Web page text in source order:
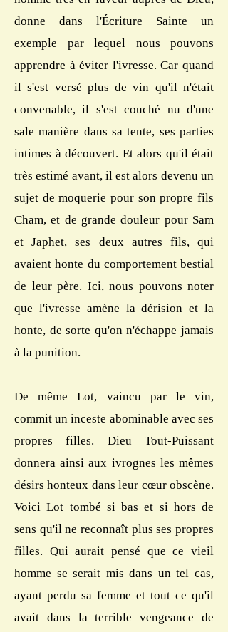
donne dans l'Écriture Sainte un
exemple par lequel nous pouvons
apprendre à éviter l'ivresse. Car quand
il s'est versé plus de vin qu'il n'était
convenable, il s'est couché nu d'une
sale manière dans sa tente, ses parties
intimes à découvert. Et alors qu'il était
très estimé avant, il est alors devenu un
sujet de moquerie pour son propre fils
Cham, et de grande douleur pour Sam
et Japhet, ses deux autres fils, qui
avaient honte du comportement bestial
de leur père. Ici, nous pouvons noter
que l'ivresse amène la dérision et la
honte, de sorte qu'on n'échappe jamais
à la punition.
De même Lot, vaincu par le vin,
commit un inceste abominable avec ses
propres filles. Dieu Tout-Puissant
donnera ainsi aux ivrognes les mêmes
désirs honteux dans leur cœur obscène.
Voici Lot tombé si bas et si hors de
sens qu'il ne reconnaît plus ses propres
filles. Qui aurait pensé que ce vieil
homme se serait mis dans un tel cas,
ayant perdu sa femme et tout ce qu'il
avait dans la terrible vengeance de